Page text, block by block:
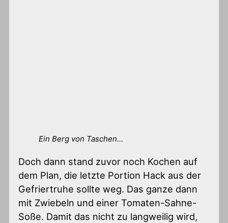
Ein Berg von Taschen…
Doch dann stand zuvor noch Kochen auf
dem Plan, die letzte Portion Hack aus der
Gefriertruhe sollte weg. Das ganze dann
mit Zwiebeln und einer Tomaten-Sahne-
Soße. Damit das nicht zu langweilig wird,